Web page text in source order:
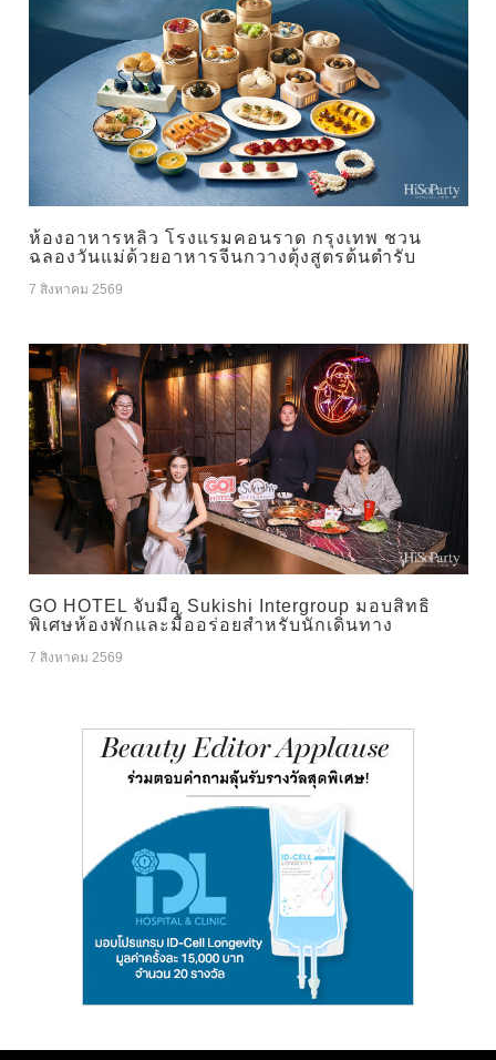
ห้องอาหารหลิว โรงแรมคอนราด กรุงเทพ ชวน
ฉลองวันแม่ด้วยอาหารจีนกวางตุ้งสูตรต้นตำรับ
7 สิงหาคม 2569
GO HOTEL จับมือ Sukishi Intergroup มอบสิทธิ
พิเศษห้องพักและมื้ออร่อยสำหรับนักเดินทาง
7 สิงหาคม 2569